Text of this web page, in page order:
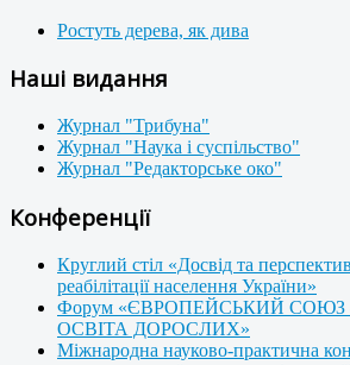
Ростуть дерева, як дива
Наші видання
Журнал "Трибуна"
Журнал "Наука і суспільство"
Журнал "Редакторське око"
Конференції
Круглий стіл «Досвід та
реабілітації населення України»
Форум «ЄВРОПЕЙСЬКИЙ СОЮЗ
ОСВІТА ДОРОСЛИХ»
Міжнародна науково-практична